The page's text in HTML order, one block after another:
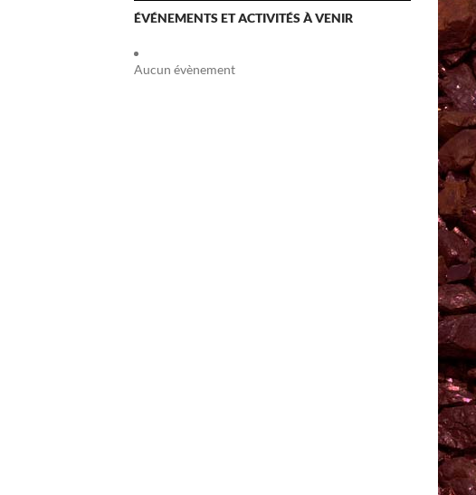
ÉVÉNEMENTS ET ACTIVITÉS À VENIR
Aucun évènement